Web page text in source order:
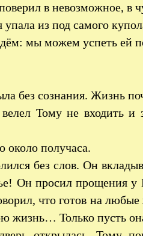
в невозможное, в
из под самого
мы можем успеть ей
без сознания. Жизнь
Тому не входить и
около получаса.
без слов. Он
Он просил прощения у
что готов на
жизнь… Только пусть